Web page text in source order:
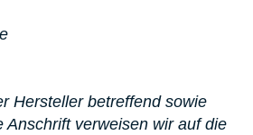
Hersteller betreffend sowie
Anschrift verweisen wir auf die